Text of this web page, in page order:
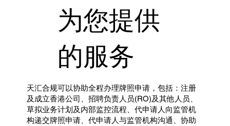
为您提供
的服务
天汇合规可以协助全程办理牌照申请，包括：注册
及成立香港公司、招聘负责人员(RO)及其他人员、
草拟业务计划及内部监控流程、代申请人向监管机
构递交牌照申请、代申请人与监管机构沟通、协助